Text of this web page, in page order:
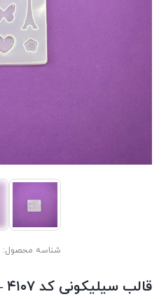
شناسه محصول:
قالب سیلیکونی کد ۴۱۰۷ – اشکال سوراخ دار